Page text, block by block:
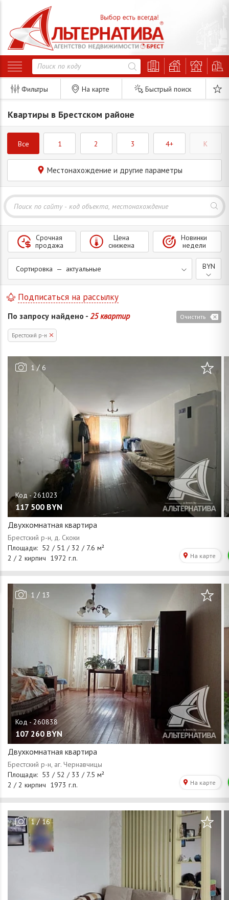
Фильтры На карте Быстрый поиск
Квартиры в Брестском районе
Все 1 2 3 4+ K
Местонахождение и другие параметры
Сортировка — актуальные
Срочная
продажа
Цена
снижена
Новинки
недели
BYN
По запросу найдено - 25 квартир Очистить
Подписаться на рассылку
Брестский р-н
1/ 6
117 500 BYN
Двухкомнатная квартира
1 / 13
107 260 BYN
Двухкомнатная квартира
1/16